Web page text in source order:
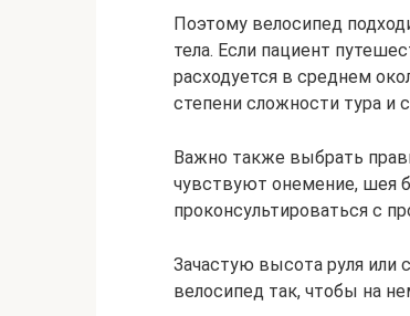
Поэтому велосипед
тела. Если пациент
расходуется в среднем
степени сложности тура и
Важно также выбрать
чувствуют онемение, шея
проконсультироваться с
Зачастую высота руля или
велосипед так, чтобы на